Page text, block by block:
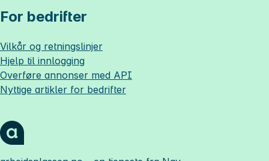
For bedrifter
Vilkår og retningslinjer
Hjelp til innlogging
Overføre annonser med API
Nyttige artikler for bedrifter